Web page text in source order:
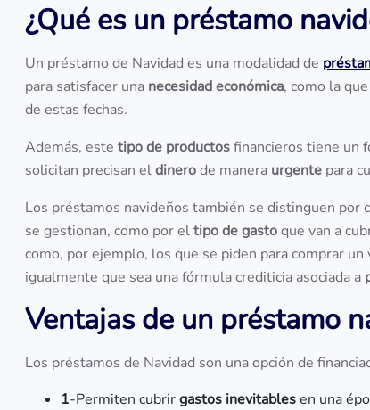
¿Qué es un préstamo
Un préstamo de Navidad es una modalidad de
para satisfacer una necesidad económica, como la
de estas fechas.
Además, este tipo de productosfinancieros tiene un
solicitan precisan eldinerode manera urgente para
Los préstamos navideños también se distinguen por
se gestionan, como por eltipo de gastoque van a
como, por ejemplo, los que se piden para comprar
igualmente que sea una fórmula crediticia asociada a
Ventajas de un préstamo
Los préstamos de Navidad son una opción de
1-Permiten cubrirgastos inevitablesen una